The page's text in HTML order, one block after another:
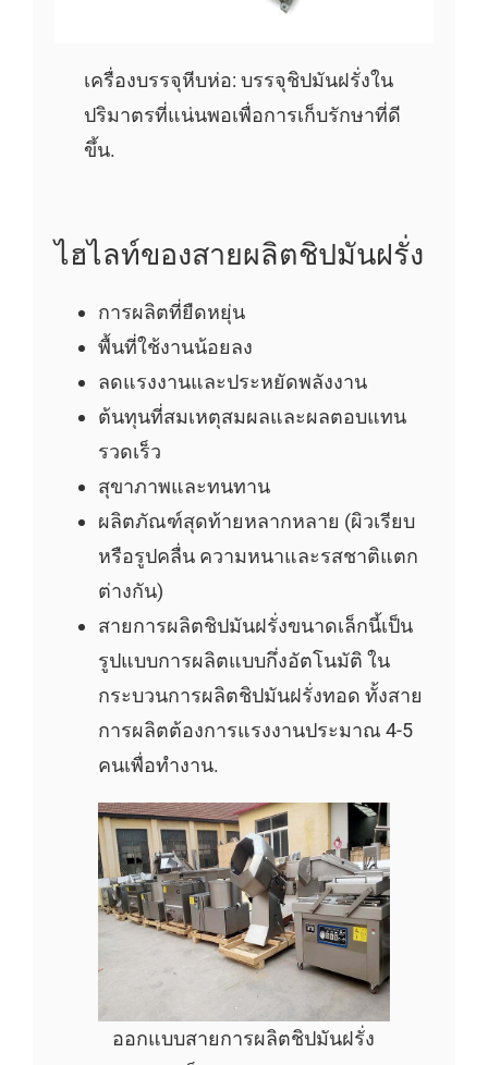
เครื่องบรรจุหีบห่อ: บรรจุชิปมันฝรั่งใน
ปริมาตรที่แน่นพอเพื่อการเก็บรักษาที่ดี
ขึ้น.
ไฮไลท์ของสายผลิตชิปมันฝรั่ง
การผลิตที่ยืดหยุ่น
พื้นที่ใช้งานน้อยลง
ลดแรงงานและประหยัดพลังงาน
ต้นทุนที่สมเหตุสมผลและผลตอบแทน
รวดเร็ว
สุขาภาพและทนทาน
ผลิตภัณฑ์สุดท้ายหลากหลาย (ผิวเรียบ
หรือรูปคลื่น ความหนาและรสชาติแตก
ต่างกัน)
สายการผลิตชิปมันฝรั่งขนาดเล็กนี้เป็น
รูปแบบการผลิตแบบกึ่งอัตโนมัติ ใน
กระบวนการผลิตชิปมันฝรั่งทอด ทั้งสาย
การผลิตต้องการแรงงานประมาณ 4-5
คนเพื่อทำงาน.
ออกแบบสายการผลิตชิปมันฝรั่ง